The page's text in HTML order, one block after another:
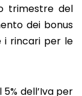
trimestre del
dei bonus
i rincari per le
dell’Iva per